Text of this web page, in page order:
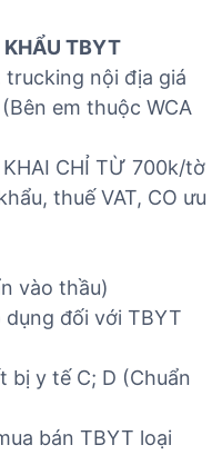
KHẨU TBYT
trucking nội địa giá
(Bên em thuộc WCA
CHỈ TỪ 700k/tờ
thuế VAT, CO ưu
vào thầu)
đối với TBYT
bị y tế C; D (Chuẩn
bán TBYT loại